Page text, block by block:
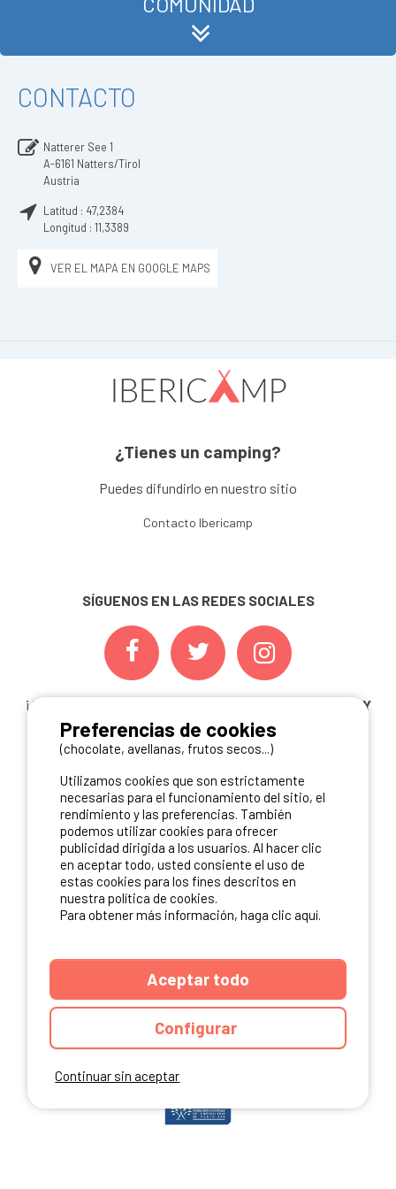
CONTACTO
Natterer See 1
A-6161 Natters/Tirol
Austria
Latitud : 47,2384
Longitud : 11,3389
VER EL MAPA EN GOOGLE MAPS
¿Tienes un camping?
Puedes difundirlo en nuestro sitio
Contacto Ibericamp
SÍGUENOS EN LAS REDES SOCIALES
¡ Y NO TE PIERDAS NUESTRAS
OFERTAS, CONCURSOS Y
NOVEDADESINSCRIBIÉNDOTE A NUESTRA
NEWSLETTER!
ME INSCRIBO
NUESTROS PARTNERS
Continuar sin aceptar
Preferencias de cookies
(chocolate, avellanas, frutos secos...)
Utilizamos cookies que son estrictamente
necesarias para el funcionamiento del sitio, el
rendimiento y las preferencias. También
podemos utilizar cookies para ofrecer
publicidad dirigida a los usuarios. Al hacer clic
en aceptar todo, usted consiente el uso de
estas cookies para los fines descritos en
nuestra política de cookies.
Para obtener más información, haga clic aquí.
Aceptar todo
Configurar